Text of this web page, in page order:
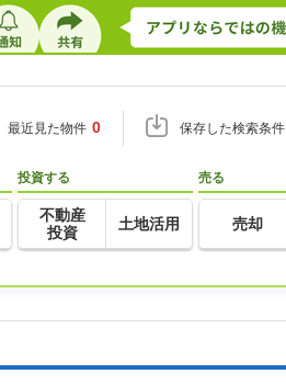
最近見た物件 0 保存した検索条件
投資する
不動産
投資
土地活用
売る
売却